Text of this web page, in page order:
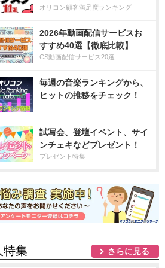
オリコン顧客満足度ランキング
2026年動画配信サービスお
すすめ40選【徹底比較】
CS動画配信サービス20選
毎週の音楽ランキングから、
ヒットの推移をチェック！
試写会、登壇イベント、サイ
ンチェキなどプレゼント！
プレゼント特集
特集 さらに見る